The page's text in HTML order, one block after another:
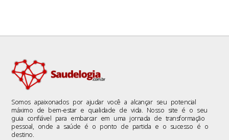
Somos apaixonados por ajudar você a alcançar seu potencial
máximo de bem-estar e qualidade de vida. Nosso site é o seu
guia confiável para embarcar em uma jornada de transformação
pessoal, onde a saúde é o ponto de partida e o sucesso é o
destino.